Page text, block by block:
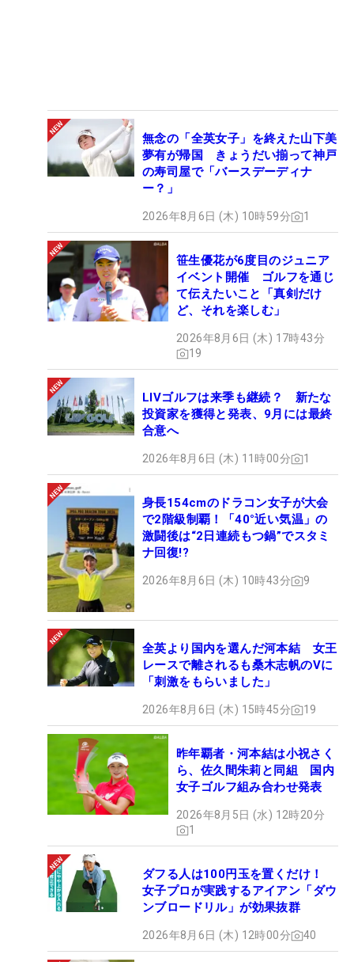
無念の「全英女子」を終えた山下美
夢有が帰国 きょうだい揃って神戸
の寿司屋で「バースデーディナ
ー？」
2026年8月6日 (木) 10時59分 1
笹生優花が6度目のジュニア
イベント開催 ゴルフを通じ
て伝えたいこと「真剣だけ
ど、それを楽しむ」
2026年8月6日 (木) 17時43分
19
LIVゴルフは来季も継続？ 新たな
投資家を獲得と発表、9月には最終
合意へ
2026年8月6日 (木) 11時00分 1
身長154cmのドラコン女子が大会
で2階級制覇！「40°近い気温」の
激闘後は“2日連続もつ鍋”でスタミ
ナ回復!?
2026年8月6日 (木) 10時43分 9
全英より国内を選んだ河本結 女王
レースで離されるも桑木志帆のVに
「刺激をもらいました」
2026年8月6日 (木) 15時45分 19
昨年覇者・河本結は小祝さく
ら、佐久間朱莉と同組 国内
女子ゴルフ組み合わせ発表
2026年8月5日 (水) 12時20分
1
ダフる人は100円玉を置くだけ！
女子プロが実践するアイアン「ダウ
ンブロードリル」が効果抜群
2026年8月6日 (木) 12時00分 40